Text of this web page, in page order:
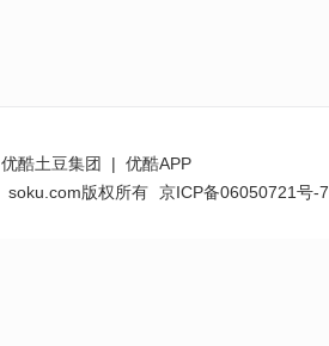
优酷土豆集团 | 优酷APP
soku.com版权所有 京ICP备06050721号-7